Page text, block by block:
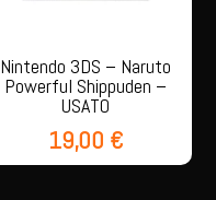
Nintendo 3DS – Naruto
Powerful Shippuden –
USATO
19,00 €